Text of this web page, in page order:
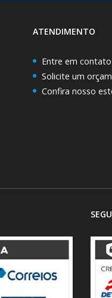
ATENDIMENTO
Entre em contato
Solicite um
Confira nosso